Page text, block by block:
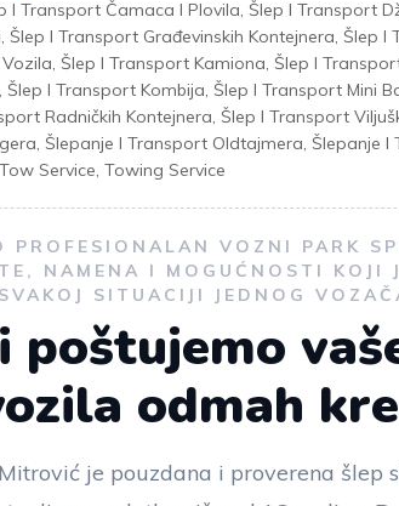
I Transport Čamaca I Plovila, Šlep I Transport
, Šlep I Transport Građevinskih Kontejnera, Šlep I
, Šlep I Transport Kamiona, Šlep I
, Šlep I Transport Kombija, Šlep I Transport Mini
Radničkih Kontejnera, Šlep I Transport
, Šlepanje I Transport Oldtajmera, Šlepanje I
Tow Service, Towing Service
PROFESIONALAN VOZNI PARK
NAMENA I MOGUĆNOSTI KOJI
SVAKOJ SITUACIJI JEDNOG
poštujemo
odmah
je pouzdana i proverena šlep